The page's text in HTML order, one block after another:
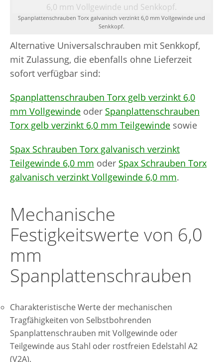
Spanplattenschrauben Torx galvanisch verzinkt 6,0 mm Vollgewinde und
Senkkopf.
Alternative Universalschrauben mit Senkkopf,
mit Zulassung, die ebenfalls ohne Lieferzeit
sofort verfügbar sind:
Spanplattenschrauben Torx gelb verzinkt 6,0
mm Vollgewinde oder Spanplattenschrauben
Torx gelb verzinkt 6,0 mm Teilgewinde sowie
Spax Schrauben Torx galvanisch verzinkt
Teilgewinde 6,0 mm oder Spax Schrauben Torx
galvanisch verzinkt Vollgewinde 6,0 mm.
Mechanische
Festigkeitswerte von 6,0
mm
Spanplattenschrauben
Charakteristische Werte der mechanischen
Tragfähigkeiten von Selbstbohrenden
Spanplattenschrauben mit Vollgewinde oder
Teilgewinde aus Stahl oder rostfreien Edelstahl A2
(V2A).